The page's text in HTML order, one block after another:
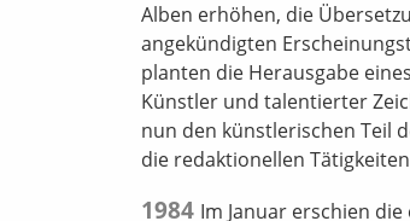
Alben erhöhen, die
angekündigten
planten die Herausgabe
Künstler und talentierter
nun den künstlerischen Teil
die redaktionellen
1984 Im Januar erschien